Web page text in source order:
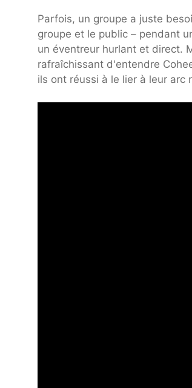
Parfois, un groupe a juste
groupe et le public – pendant
un éventreur hurlant et direct.
rafraîchissant d'entendre
ils ont réussi à le lier à leur arc